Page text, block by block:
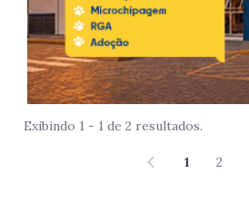
Exibindo 1 - 1 de 2 resultados.
1 2